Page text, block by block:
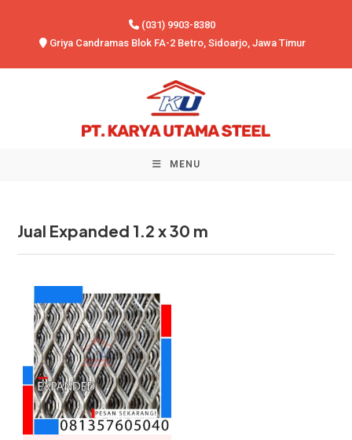
(031) 9903-8380
Griya Candramas Blok FA-2 Betro, Sidoarjo, Jawa Timur
MENU
Jual Expanded 1.2 x 30 m